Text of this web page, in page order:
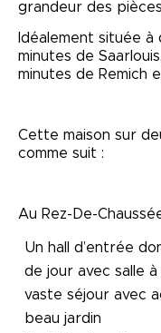
grandeur des
Idéalement située à
minutes de
minutes de Remich
Cette maison sur
comme suit :
Au Rez-De-
Un hall d’entrée
de jour avec salle
vaste séjour avec
beau jardin